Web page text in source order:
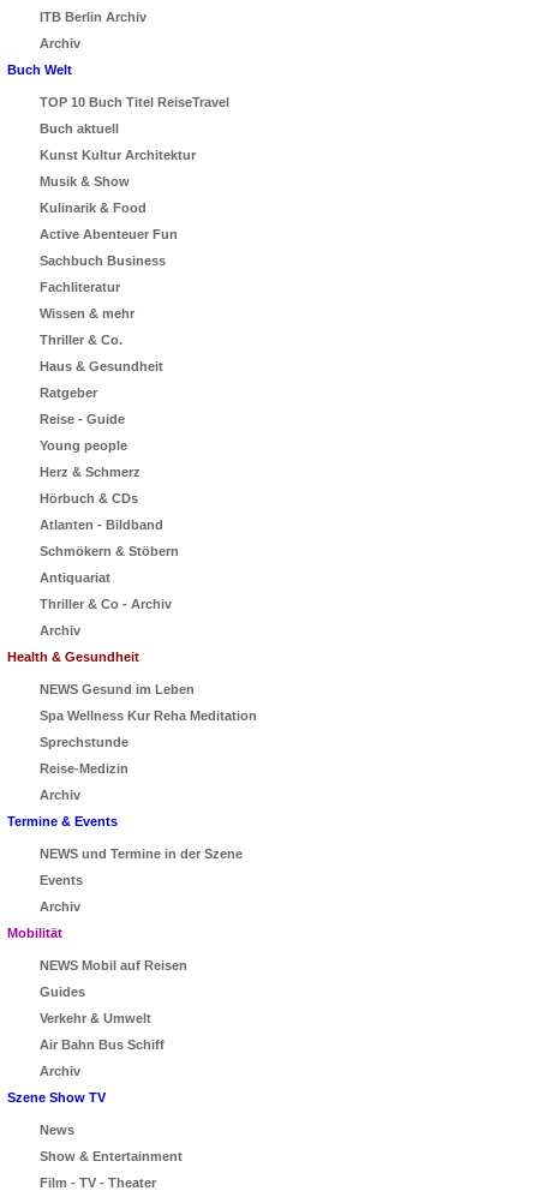
ITB Berlin Archiv
Archiv
Buch Welt
TOP 10 Buch Titel ReiseTravel
Buch aktuell
Kunst Kultur Architektur
Musik & Show
Kulinarik & Food
Active Abenteuer Fun
Sachbuch Business
Fachliteratur
Wissen & mehr
Thriller & Co.
Haus & Gesundheit
Ratgeber
Reise - Guide
Young people
Herz & Schmerz
Hörbuch & CDs
Atlanten - Bildband
Schmökern & Stöbern
Antiquariat
Thriller & Co - Archiv
Archiv
Health & Gesundheit
NEWS Gesund im Leben
Spa Wellness Kur Reha Meditation
Sprechstunde
Reise-Medizin
Archiv
Termine & Events
NEWS und Termine in der Szene
Events
Archiv
Mobilität
NEWS Mobil auf Reisen
Guides
Verkehr & Umwelt
Air Bahn Bus Schiff
Archiv
Szene Show TV
News
Show & Entertainment
Film - TV - Theater